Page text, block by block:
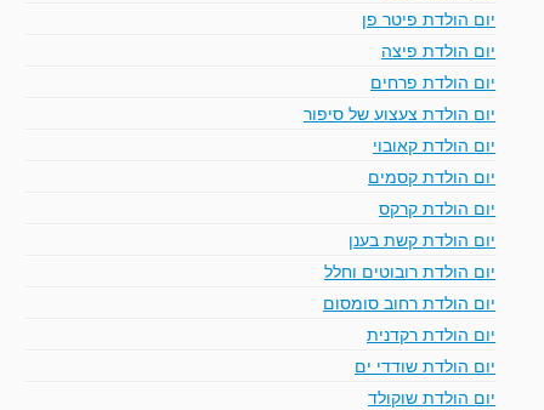
יום הולדת פיטר פן
יום הולדת פיצה
יום הולדת פרחים
יום הולדת צעצוע של סיפור
יום הולדת קאובוי
יום הולדת קסמים
יום הולדת קרקס
יום הולדת קשת בענן
יום הולדת רובוטים וחלל
יום הולדת רחוב סומסום
יום הולדת רקדנית
יום הולדת שודדי ים
יום הולדת שוקולד